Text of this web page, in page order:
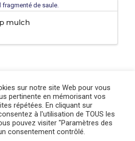
mulch
sur notre site Web pour vous
pertinente en mémorisant vos
répétées. En cliquant sur
à l'utilisation de TOUS les
pouvez visiter "Paramètres des
consentement contrôlé.